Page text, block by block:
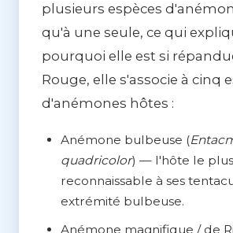
plusieurs espèces
qu'à une seule, ce qui
pourquoi elle est si
Rouge, elle s'associe à cinq
d'anémones hôtes :
Anémone bulbeuse (
quadricolor) — l'hôte le
reconnaissable à ses
extrémité bulbeuse.
Anémone magnifique / de